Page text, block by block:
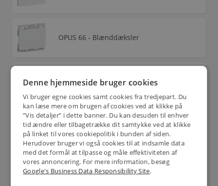
OPUS 66 - Blænddæksler
OPUS 66 - Datamateriel
OPUS 66 - Lampeholdere
OPUS 66 - Lampeudtag
Denne hjemmeside bruger cookies
Vi bruger egne cookies samt cookies fra tredjepart. Du
kan læse mere om brugen af cookies ved at klikke på
”Vis detaljer” i dette banner. Du kan desuden til enhver
tid ændre eller tilbagetrække dit samtykke ved at klikke
på linket til vores cookiepolitik i bunden af siden.
Herudover bruger vi også cookies til at indsamle data
med det formål at tilpasse og måle effektiviteten af
vores annoncering. For mere information, besøg
Google's Business Data Responsibility Site.